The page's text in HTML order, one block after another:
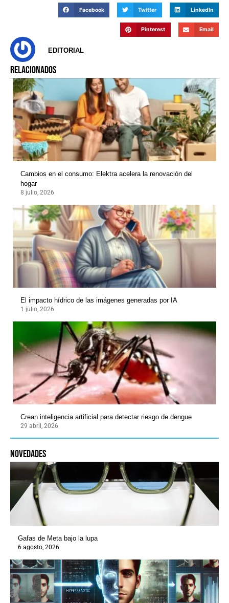
Facebook Twitter LinkedIn
Pinterest Email
EDITORIAL
RELACIONADOS
Cambios en el consumo: Elektra acelera la renovación del
hogar
8 julio, 2026
El impacto hídrico de las imágenes generadas por IA
1 julio, 2026
Crean inteligencia artificial para detectar riesgo de dengue
29 abril, 2026
novedades
Gafas de Meta bajo la lupa
6 agosto, 2026